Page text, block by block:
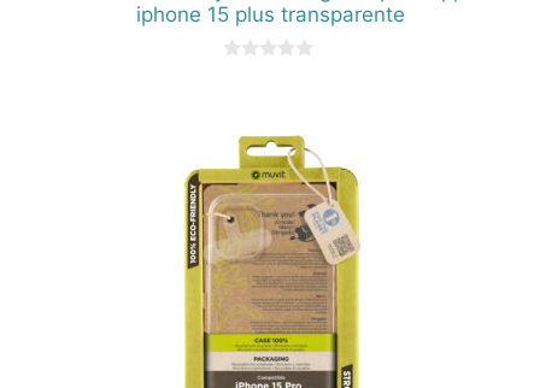
iphone 15 plus transparente